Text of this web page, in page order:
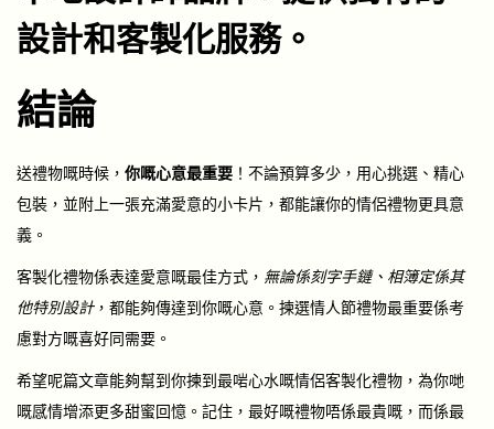
設計和客製化服務。
結論
送禮物嘅時候， 你嘅心意最重要 ！不論預算多少，用心挑選、精心
包裝，並附上一張充滿愛意的小卡片，都能讓你的情侶禮物更具意
義。
客製化禮物係表達愛意嘅最佳方式， 無論係刻字手鏈、相簿定係其
他特別設計，都能夠傳達到你嘅心意。揀選情人節禮物最重要係考
慮對方嘅喜好同需要。
希望呢篇文章能夠幫到你揀到最啱心水嘅情侶客製化禮物，為你哋
嘅感情增添更多甜蜜回憶。記住，最好嘅禮物唔係最貴嘅，而係最